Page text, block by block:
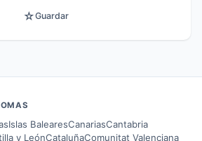
☆Guardar
Islas BalearesCanariasCantabria
y LeónCataluñaComunitat Valenciana